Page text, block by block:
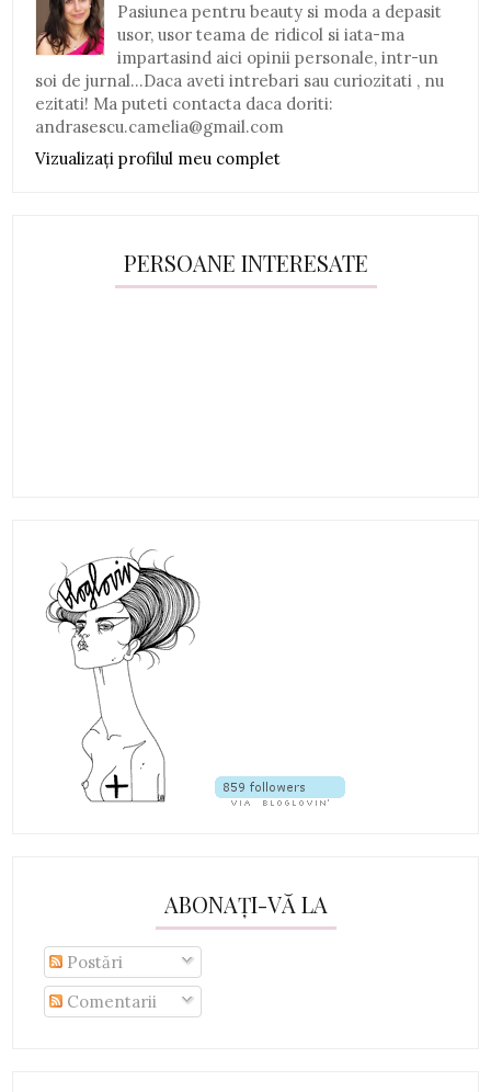
Pasiunea pentru beauty si moda a depasit
usor, usor teama de ridicol si iata-ma
impartasind aici opinii personale, intr-un
soi de jurnal...Daca aveti intrebari sau curiozitati , nu
ezitati! Ma puteti contacta daca doriti:
andrasescu.camelia@gmail.com
Vizualizați profilul meu complet
PERSOANE INTERESATE
ABONAȚI-VĂ LA
Postări
Comentarii